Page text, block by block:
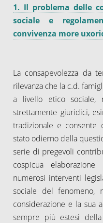
1. Il problema delle
sociale e
convivenza more
La consapevolezza da
rilevanza che la c.d.
a livello etico sociale,
strettamente giuridici,
tradizionale e consente
stato odierno della
serie di pregevoli
cospicua
numerosi interventi
sociale del fenomeno,
considerazione e la sua
sempre più estesi della